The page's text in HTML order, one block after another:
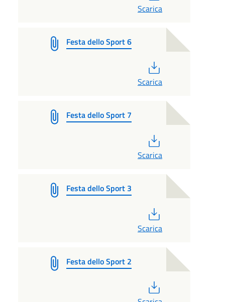
Scarica
Festa dello Sport 6
Scarica
Festa dello Sport 7
Scarica
Festa dello Sport 3
Scarica
Festa dello Sport 2